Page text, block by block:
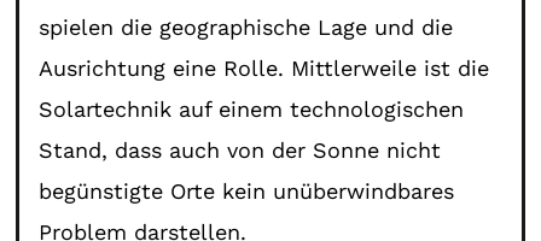
spielen die geographische Lage und die
Ausrichtung eine Rolle. Mittlerweile ist die
Solartechnik auf einem technologischen
Stand, dass auch von der Sonne nicht
begünstigte Orte kein unüberwindbares
Problem darstellen.